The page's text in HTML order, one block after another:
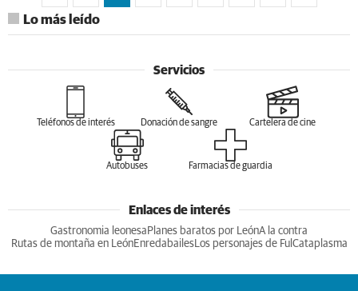
Lo más leído
Servicios
Teléfonos de interés Donación de sangre Cartelera de cine
Autobuses Farmacias de guardia
Enlaces de interés
Gastronomia leonesa Planes baratos por LeónA la contra
Rutas de montaña en LeónEnredabailesLos personajes de Ful Cataplasma